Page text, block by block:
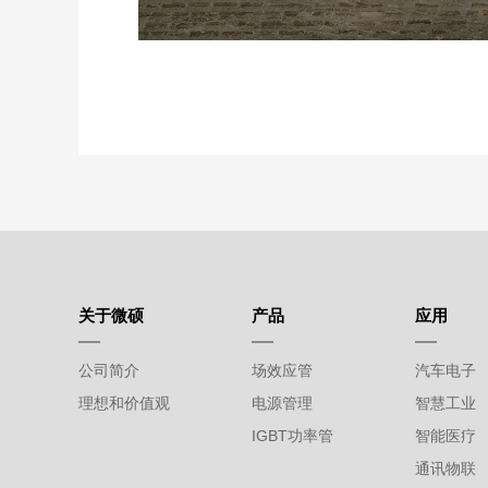
关于微硕
公司简介
理想和价值观
产品
场效应管
电源管理
IGBT功率管
应用
汽车电子
智慧工业
智能医疗
通讯物联